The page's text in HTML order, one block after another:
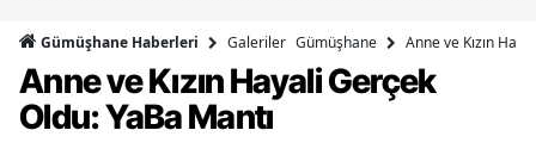
Bingöl
Gümüşhane Haberleri Galeriler Gümüşhane Anne ve Kızın
Anne ve Kızın Hayali Gerçek
Oldu: YaBa Mantı